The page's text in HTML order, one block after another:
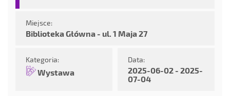
Miejsce:
Biblioteka Główna - ul. 1 Maja 27
Kategoria:
Wystawa
Data:
2025-06-02 - 2025-
07-04